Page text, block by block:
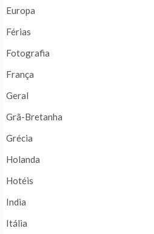
Europa
Férias
Fotografia
França
Geral
Grã-Bretanha
Grécia
Holanda
Hotéis
India
Itália